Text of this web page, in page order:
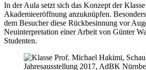
In der Aula setzt sich das Konzept der
Akademieeröffnung anzuknüpfen.
dem Besucher diese Rückbesinnung vor
Neuinterpretation einer Arbeit von Günter
Studenten.